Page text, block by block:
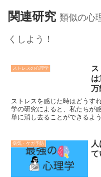
関連研究 類似の心
くしよう！
ストレスの心理学
は
万
ストレスを感じた時はどうす
学の研究によると、私たちが
単に消し去ることができるよ
病気・ケガ予防
て